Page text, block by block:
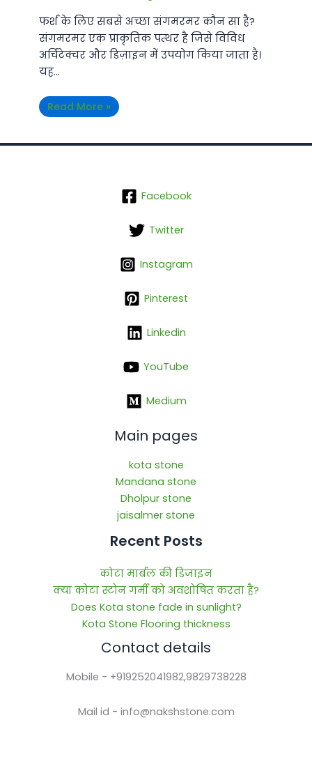
फर्श के लिए सबसे अच्छा संगमरमर कौन सा है?
संगमरमर एक प्राकृतिक पत्थर है जिसे विविध
अर्चिटेक्चर और डिज़ाइन में उपयोग किया जाता है।
यह…
Read More »
Facebook
Twitter
Instagram
Pinterest
Linkedin
YouTube
Medium
Main pages
kota stone
Mandana stone
Dholpur stone
jaisalmer stone
Recent Posts
कोटा मार्बल की डिजाइन
क्या कोटा स्टोन गर्मी को अवशोषित करता है?
Does Kota stone fade in sunlight?
Kota Stone Flooring thickness
Contact details
Mobile - +919252041982,9829738228
Mail id - info@nakshstone.com